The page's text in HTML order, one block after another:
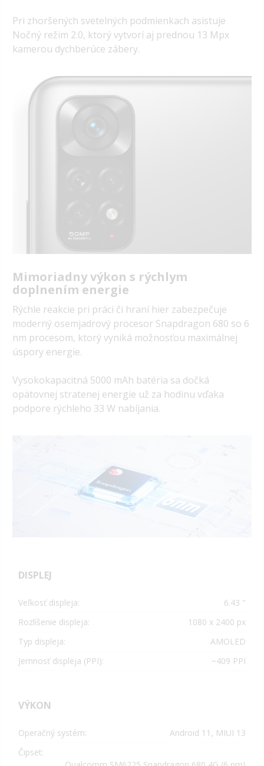
Pri zhoršených svetelných podmienkach asistuje
Nočný režim 2.0, ktorý vytvorí aj prednou 13 Mpx
kamerou dychberúce zábery.
Mimoriadny výkon s rýchlym
doplnením energie
Rýchle reakcie pri práci či hraní hier zabezpečuje
moderný osemjadrový procesor Snapdragon 680 so 6
nm procesom, ktorý vyniká možnosťou maximálnej
úspory energie.
Vysokokapacitná 5000 mAh batéria sa dočká
opätovnej stratenej energie už za hodinu vďaka
podpore rýchleho 33 W nabíjania.
DISPLEJ
Veľkosť displeja:
6.43 "
Rozlíšenie displeja:
1080 x 2400 px
Typ displeja:
AMOLED
Jemnosť displeja (PPI):
~409 PPI
VÝKON
Operačný systém:
Android 11, MIUI 13
Čipset: